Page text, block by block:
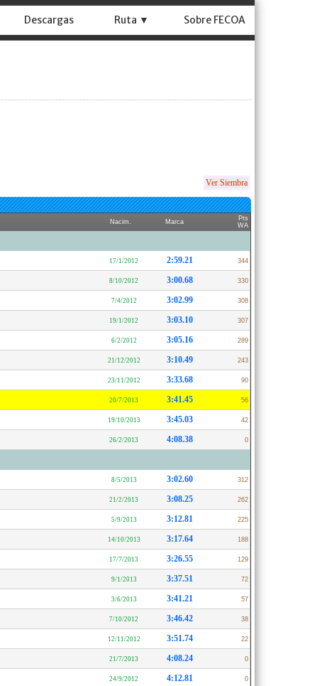
Descargas Ruta ▼ Sobre FECOA
Ver Siembra
Nacim. Marca
Pts
WA
17/1/2012 2:59.21 344
8/10/2012 3:00.68 330
7/4/2012 3:02.99 308
19/1/2012 3:03.10 307
6/2/2012 3:05.16 289
21/12/2012 3:10.49 243
23/11/2012 3:33.68 90
20/7/2013 3:41.45 56
19/10/2013 3:45.03 42
26/2/2013 4:08.38 0
8/5/2013 3:02.60 312
21/2/2013 3:08.25 262
5/9/2013 3:12.81 225
14/10/2013 3:17.64 188
17/7/2013 3:26.55 129
9/1/2013 3:37.51 72
3/6/2013 3:41.21 57
7/10/2012 3:46.42 38
12/11/2012 3:51.74 22
21/7/2013 4:08.24 0
24/9/2012 4:12.81 0